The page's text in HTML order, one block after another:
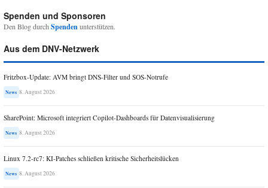
Spenden und Sponsoren
Den Blog durchSpendenunterstützen.
Aus dem DNV-Netzwerk
Fritzbox-Update: AVM bringt DNS-Filter und SOS-Notrufe
News 8. August 2026
SharePoint: Microsoft integriert Copilot-Dashboards für Datenvisualisierung
News 8. August 2026
Linux 7.2-rc7: KI-Patches schließen kritische Sicherheitslücken
News 8. August 2026